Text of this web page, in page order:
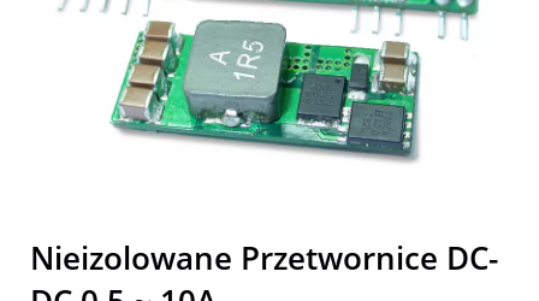
Nieizolowane Przetwornice DC-